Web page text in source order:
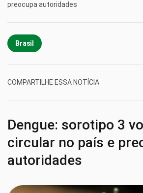
preocupa autoridades
Brasil
COMPARTILHE ESSA NOTÍCIA
Dengue: sorotipo 3
circular no país e
autoridades